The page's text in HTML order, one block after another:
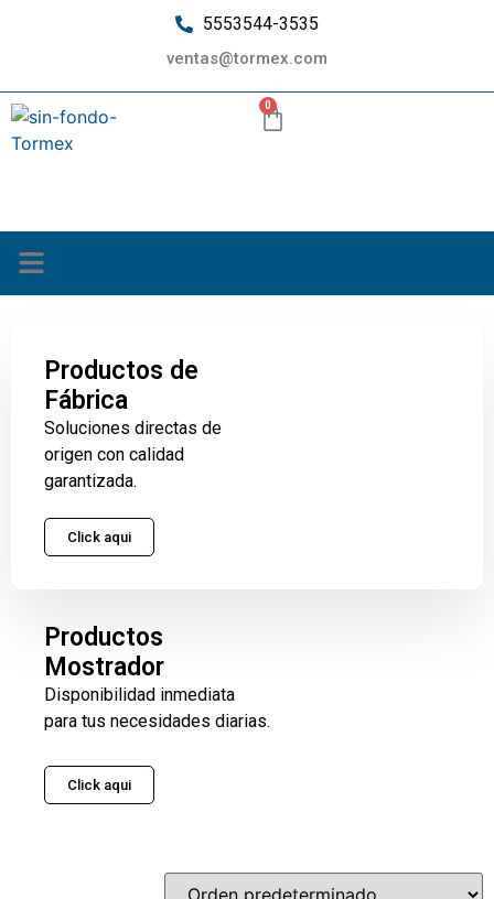
5553544-3535
ventas@tormex.com
0
Productos de
Fábrica
Soluciones directas de
origen con calidad
garantizada.
Click aqui
Productos
Mostrador
Disponibilidad inmediata
para tus necesidades diarias.
Click aqui